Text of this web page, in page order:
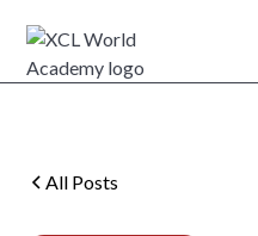
All Posts